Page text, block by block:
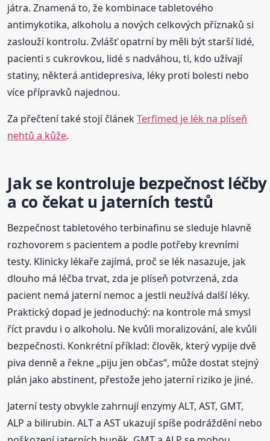
játra. Znamená to, že kombinace tabletového
antimykotika, alkoholu a nových celkových příznaků si
zaslouží kontrolu. Zvlášť opatrní by měli být starší lidé,
pacienti s cukrovkou, lidé s nadváhou, ti, kdo užívají
statiny, některá antidepresiva, léky proti bolesti nebo
více přípravků najednou.
Za přečtení také stojí článekTerfimed je lék na plíseň
nehtů a kůže.
Jak se kontroluje bezpečnost léčby
a co čekat u jaterních testů
Bezpečnost tabletového terbinafinu se sleduje hlavně
rozhovorem s pacientem a podle potřeby krevními
testy. Klinicky lékaře zajímá, proč se lék nasazuje, jak
dlouho má léčba trvat, zda je plíseň potvrzená, zda
pacient nemá jaterní nemoc a jestli neužívá další léky.
Praktický dopad je jednoduchý: na kontrole má smysl
říct pravdu i o alkoholu. Ne kvůli moralizování, ale kvůli
bezpečnosti. Konkrétní příklad: člověk, který vypije dvě
piva denně a řekne „piju jen občas“, může dostat stejný
plán jako abstinent, přestože jeho jaterní riziko je jiné.
Jaterní testy obvykle zahrnují enzymy ALT, AST, GMT,
ALP a bilirubin. ALT a AST ukazují spíše podráždění nebo